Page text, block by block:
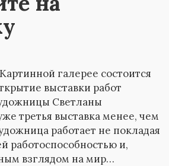
галерее состоится
выставки работ
Светланы
третья выставка менее, чем
работает не покладая
работоспособностью и,
взглядом на мир…